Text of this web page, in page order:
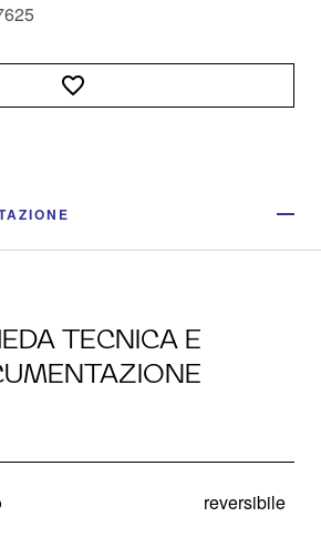
TECNICA E
reversibile